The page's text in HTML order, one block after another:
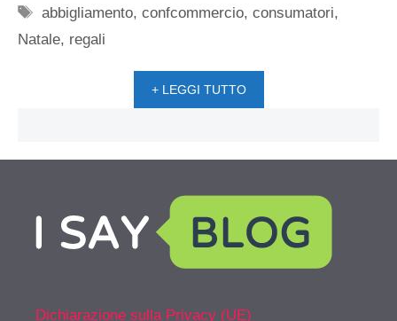
Tag
abbigliamento,confcommercio,consumatori,
Natale, regali
+ LEGGI TUTTO
Dichiarazione sulla Privacy (UE)